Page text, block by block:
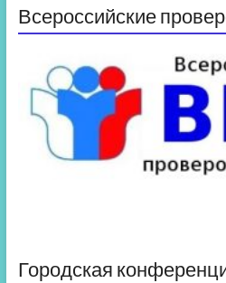
Всероссийские
Городская